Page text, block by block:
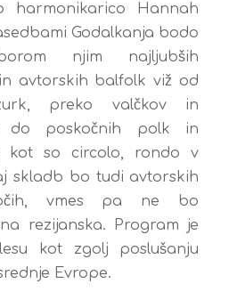
harmonikarico Hannah
Godalkanja bodo
njim najljubših
avtorskih balfolk viž od
preko valčkov in
do poskočnih polk in
kot so circolo, rondo v
skladb bo tudi avtorskih
vmes pa ne bo
rezijanska. Program je
kot zgolj poslušanju
Evrope.